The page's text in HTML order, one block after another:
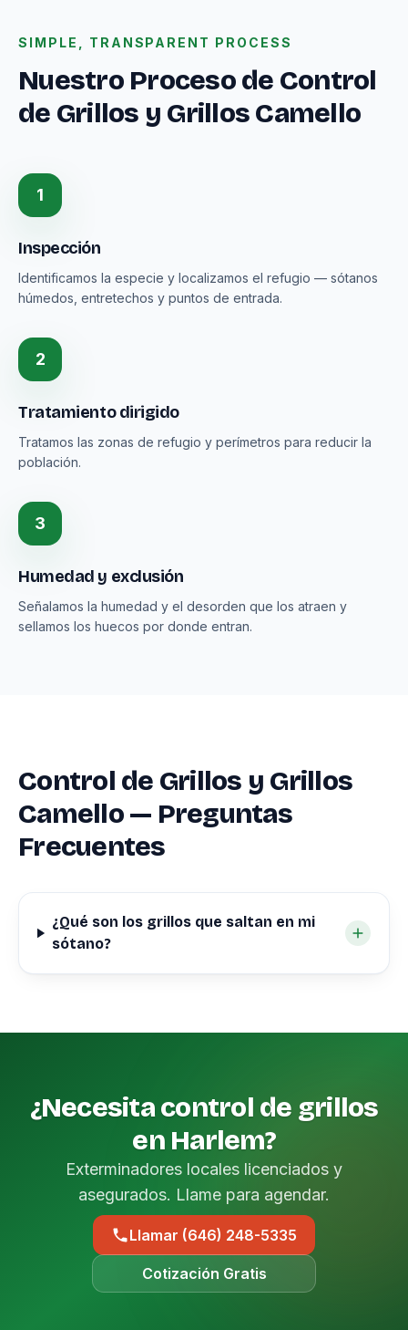
SIMPLE, TRANSPARENT PROCESS
Nuestro Proceso de Control
de Grillos y Grillos Camello
1
Inspección
Identificamos la especie y localizamos el refugio — sótanos
húmedos, entretechos y puntos de entrada.
2
Tratamiento dirigido
Tratamos las zonas de refugio y perímetros para reducir la
población.
3
Humedad y exclusión
Señalamos la humedad y el desorden que los atraen y
sellamos los huecos por donde entran.
Control de Grillos y Grillos
Camello — Preguntas
Frecuentes
¿Qué son los grillos que saltan en mi
sótano?
¿Necesita control de grillos
en Harlem?
Exterminadores locales licenciados y
asegurados. Llame para agendar.
Llamar (646) 248-5335
Cotización Gratis